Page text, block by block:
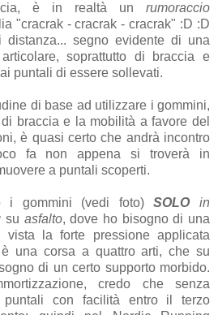
è in realtà un rumoraccio
"cracrak - cracrak - cracrak" :D :D
segno evidente di una
soprattutto di braccia e
puntali di essere sollevati.
di base ad utilizzare i gommini,
braccia e la mobilità a favore del
è quasi certo che andrà incontro
fa non appena si troverà in
a puntali scoperti.
i gommini (vedi foto)SOLOin
su asfalto, dove ho bisogno di una
vista la forte pressione applicata
una corsa a quattro arti, che su
di un certo supporto morbido.
credo che senza
puntali con facilità entro il terzo